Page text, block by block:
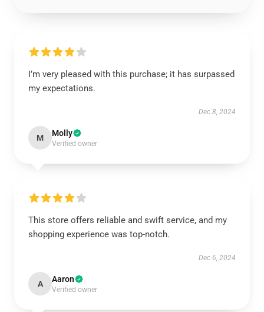
I’m very pleased with this purchase; it has surpassed
my expectations.
Dec 8, 2024
M Molly
Verified owner
This store offers reliable and swift service, and my
shopping experience was top-notch.
Dec 6, 2024
A Aaron
Verified owner